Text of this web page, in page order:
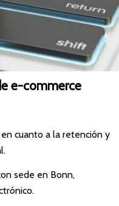
e-commerce
cuanto a la retención y
sede en Bonn,